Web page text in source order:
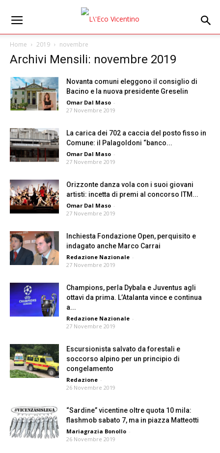
Home 2019 novembre
Archivi Mensili: novembre 2019
Novanta comuni eleggono il consiglio di
Bacino e la nuova presidente Greselin
Omar Dal Maso -
27 Novembre 2019
La carica dei 702 a caccia del posto fisso in
Comune: il Palagoldoni “banco...
Omar Dal Maso -
27 Novembre 2019
Orizzonte danza vola con i suoi giovani
artisti: incetta di premi al concorso ITM...
Omar Dal Maso -
27 Novembre 2019
Inchiesta Fondazione Open, perquisito e
indagato anche Marco Carrai
Redazione Nazionale -
27 Novembre 2019
Champions, perla Dybala e Juventus agli
ottavi da prima. L’Atalanta vince e continua
a...
Redazione Nazionale -
27 Novembre 2019
Escursionista salvato da forestali e
soccorso alpino per un principio di
congelamento
Redazione -
26 Novembre 2019
“Sardine” vicentine oltre quota 10 mila:
flashmob sabato 7, ma in piazza Matteotti
Mariagrazia Bonollo -
26 Novembre 2019